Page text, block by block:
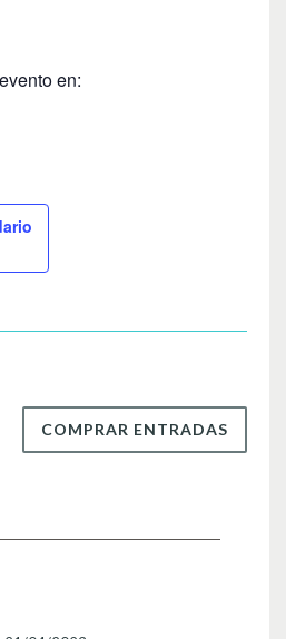
en:
m
p
ar
COMPRAR ENTRADAS